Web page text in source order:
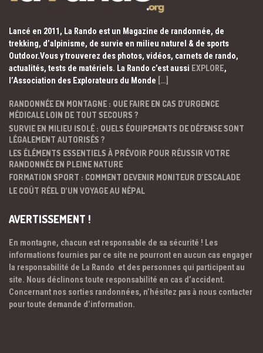
Lancé en 2011, La Rando est un Magazine de randonnée, de
trekking, d’alpinisme, de survie en milieu naturel & de sports
Outdoor.Vous y trouverez des photos, vidéos, carnets de rando,
actualités, tests de matériels. La Rando c’est aussi EXPLORE,
l’Association des Explorateurs du Monde […]
RANDONNÉE EN MONTAGNE : QUE FAIRE EN CAS D’URGENCE
MÉDICALE LOIN DE TOUT SECOURS ?
SURVIE EN MILIEU ISOLÉ : QUELS ÉQUIPEMENTS DE DÉFENSE SONT
LÉGALEMENT AUTORISÉS ?
LES ÉLÉMENTS ESSENTIELS À PRÉVOIR POUR RÉUSSIR VOTRE
RANDONNÉE EN PLEINE NATURE
FORMATION SPORT : COMMENT DEVENIR MONITEUR D’ESCALADE
LE COÛT RÉEL D’UN VOYAGE AU NÉPAL
AVERTISSEMENT !
En montagne, chacun est responsable de sa sécurité ! Les
informations fournies par ce site ne pourront en aucun cas engager
la responsabilité de La Rando et des personnes qui participent au
site. Nous déclinons toute responsabilité en cas d’accident.
Concernant nos sorties randonnées, n’hésitez pas à nous contacter
pour toute demande d’information.